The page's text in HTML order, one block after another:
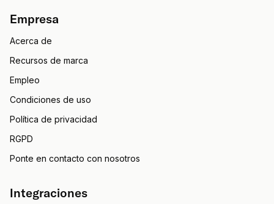
Empresa
Acerca de
Recursos de marca
Empleo
Condiciones de uso
Política de privacidad
RGPD
Ponte en contacto con nosotros
Integraciones